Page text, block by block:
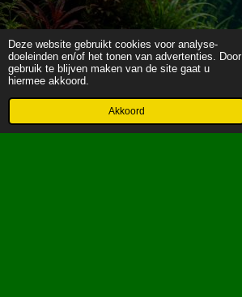
Deze website gebruikt cookies voor analyse-
doeleinden en/of het tonen van advertenties. Door
gebruik te blijven maken van de site gaat u
hiermee akkoord.
Akkoord
Telefoonnummer